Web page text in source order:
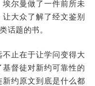
尔曼做了一件前所未
大众了解了经文鉴别
话题的书。
止在于让学问变得大
督徒对新约可靠性的
约原文到底是什么都